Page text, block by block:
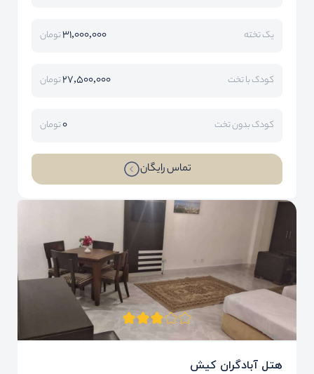
یک تخته 31,000,000تومان
کودک با تخت 27,500,000تومان
کودک بدون تخت 0تومان
تماس رایگان
هتل آبادگران کیش